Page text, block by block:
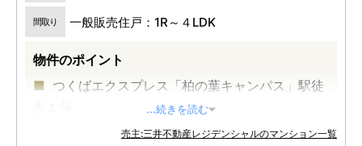
間取り 一般販売住戸：1R～４LDK
物件のポイント
つくばエクスプレス「柏の葉キャンパス」駅徒
地上４３階建て、柏の葉エリア最高層免震タワ
...続きを読む
売主:三井不動産レジデンシャルのマンション一覧